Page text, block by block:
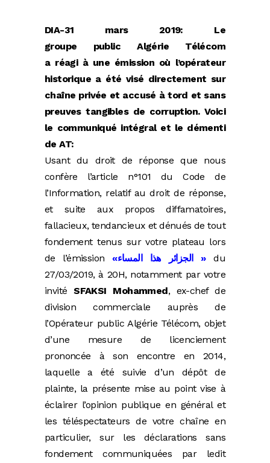
DIA-31 mars 2019:
Le
groupe public Algérie Télécom
a réagi à une émission où l’opérateur
historique a été visé directement sur
chaîne privée et accusé à tord et sans
preuves tangibles de corruption. Voici
le communiqué intégral et le démenti
de AT:
Usant du droit de réponse que nous
confère l’article n°101 du Code de
l’Information, relatif au droit de réponse,
et suite aux propos diffamatoires,
fallacieux, tendancieux et dénués de tout
fondement tenus sur votre plateau lors
de l’émission
«الجزائر هذا المساء »
du
27/03/2019, à 20H, notamment par votre
invitéSFAKSI Mohammed, ex-chef de
division commerciale auprès de
l’Opérateur public Algérie Télécom, objet
d’une mesure de licenciement
prononcée à son encontre en 2014,
laquelle a été suivie d’un dépôt de
plainte, la présente mise au point vise à
éclairer l’opinion publique en général et
les téléspectateurs de votre chaîne en
particulier, sur les déclarations sans
fondement communiquées par ledit